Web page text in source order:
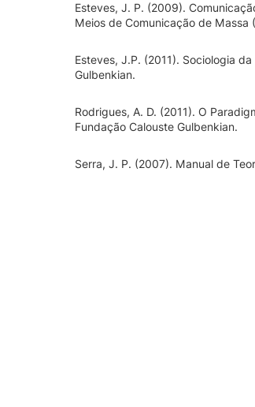
Esteves, J. P. (2009).
Meios de Comunicação de Massa
Esteves, J.P. (2011). Sociologia
Gulbenkian.
Rodrigues, A. D. (2011). O
Fundação Calouste Gulbenkian.
Serra, J. P. (2007). Manual de